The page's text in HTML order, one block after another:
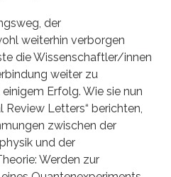
der
weiterhin verborgen
die Wissenschaftler/innen
weiter zu
Erfolg. Wie sie nun
Review Letters“ berichten,
zwischen der
und der
Werden zur